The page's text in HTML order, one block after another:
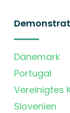
Dänemark
Portugal
Vereinigtes
Slovenien